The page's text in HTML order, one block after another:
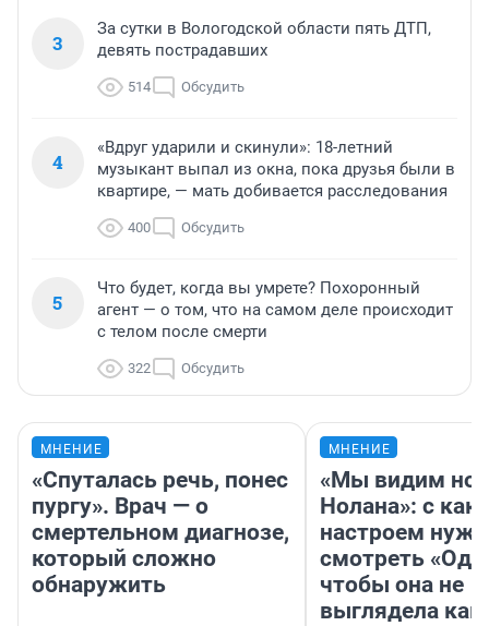
3
За сутки в Вологодской области пять ДТП,
девять пострадавших
514 Обсудить
4
«Вдруг ударили и скинули»: 18-летний
музыкант выпал из окна, пока друзья были в
квартире, — мать добивается расследования
400 Обсудить
5
Что будет, когда вы умрете? Похоронный
агент — о том, что на самом деле происходит
с телом после смерти
322 Обсудить
МНЕНИЕ
«Спуталась речь, понес
пургу». Врач — о
смертельном диагнозе,
который сложно
обнаружить
МНЕНИЕ
«Мы видим
Нолана»: с
настроем
смотреть
чтобы она не
выглядела как